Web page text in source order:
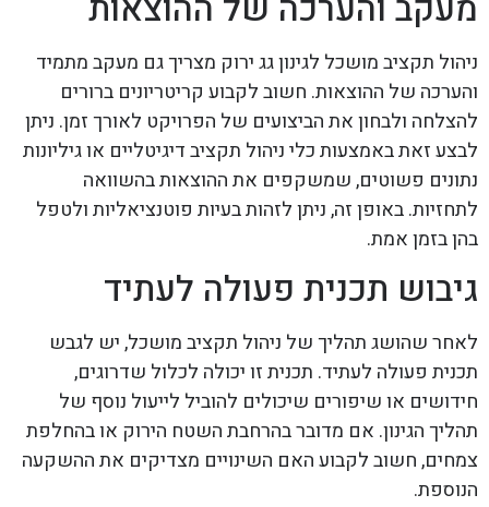
ניהול תקציב מושכל לגינון גג ירוק מצריך גם מעקב מתמיד
והערכה של ההוצאות. חשוב לקבוע קריטריונים ברורים
להצלחה ולבחון את הביצועים של הפרויקט לאורך זמן. ניתן
לבצע זאת באמצעות כלי ניהול תקציב דיגיטליים או גיליונות
נתונים פשוטים, שמשקפים את ההוצאות בהשוואה
לתחזיות. באופן זה, ניתן לזהות בעיות פוטנציאליות ולטפל
בהן בזמן אמת.
גיבוש תכנית פעולה לעתיד
לאחר שהושג תהליך של ניהול תקציב מושכל, יש לגבש
תכנית פעולה לעתיד. תכנית זו יכולה לכלול שדרוגים,
חידושים או שיפורים שיכולים להוביל לייעול נוסף של
תהליך הגינון. אם מדובר בהרחבת השטח הירוק או בהחלפת
צמחים, חשוב לקבוע האם השינויים מצדיקים את ההשקעה
הנוספת.